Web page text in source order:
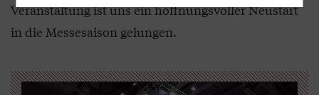
Veranstaltung ist uns ein hoffnungsvoller Neustart
in die Messesaison gelungen.